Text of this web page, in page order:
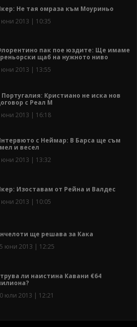
Не тая омраза към Моуриньо
юни 2013 | 10:35
пак пое юздите: Ще имаме
щаб на нужното ниво
юни 2013 | 13:55
Португалия: Кристиано не иска нов
с Реал М
юни 2013 | 16:18
с Неймар: В Барса ще съм
и весел
юни 2013 | 13:32
Изоставам от Рейна и Валдес
юни 2013 | 10:05
ще решава за Кака
юни 2013 | 12:25
ли наистина Кавани €64
юли 2013 | 12:21